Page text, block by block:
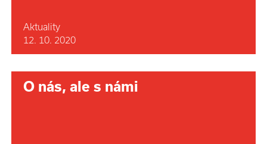
Aktuality
12. 10. 2020
O nás, ale s námi